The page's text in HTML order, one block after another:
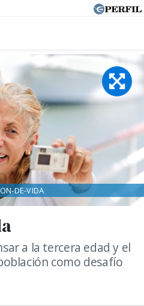
a la tercera edad y el
como desafío
DE-VIDA